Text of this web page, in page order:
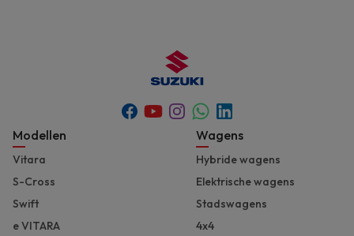
Facebook
YoutubeInstagram
Whatsapp
Linkedin
Footer
Modellen
Vitara
S-Cross
Swift
e VITARA
Wagens
Hybride wagens
Elektrische wagens
Stadswagens
4x4